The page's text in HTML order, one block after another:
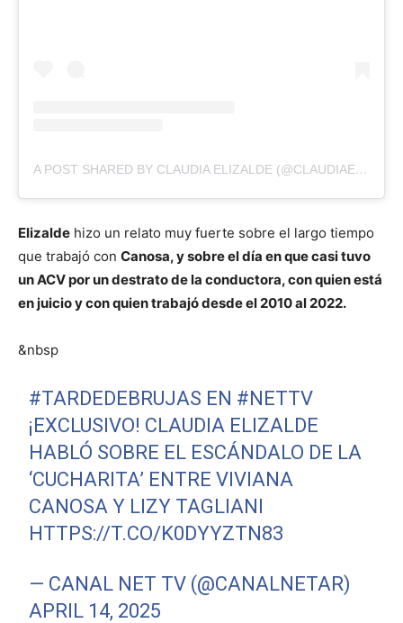
A POST SHARED BY CLAUDIA ELIZALDE (@CLAUDIAELIZALDE)
Elizalde hizo un relato muy fuerte sobre el largo tiempo
que trabajó con Canosa, y sobre el día en que casi tuvo
un ACV por un destrato de la conductora, con quien está
en juicio y con quien trabajó desde el 2010 al 2022.
&nbsp
#TARDEDEBRUJAS EN #NETTV
¡EXCLUSIVO! CLAUDIA ELIZALDE
HABLÓ SOBRE EL ESCÁNDALO DE LA
‘CUCHARITA’ ENTRE VIVIANA
CANOSA Y LIZY TAGLIANI
HTTPS://T.CO/K0DYYZTN83
— CANAL NET TV (@CANALNETAR)
APRIL 14, 2025